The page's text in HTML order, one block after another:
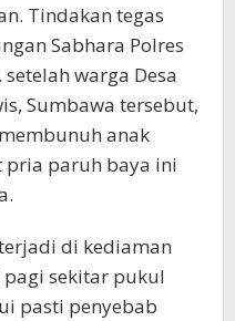
Tindakan tegas
Sabhara Polres
warga Desa
Sumbawa tersebut,
anak
pria paruh baya ini
di kediaman
sekitar pukul
pasti penyebab